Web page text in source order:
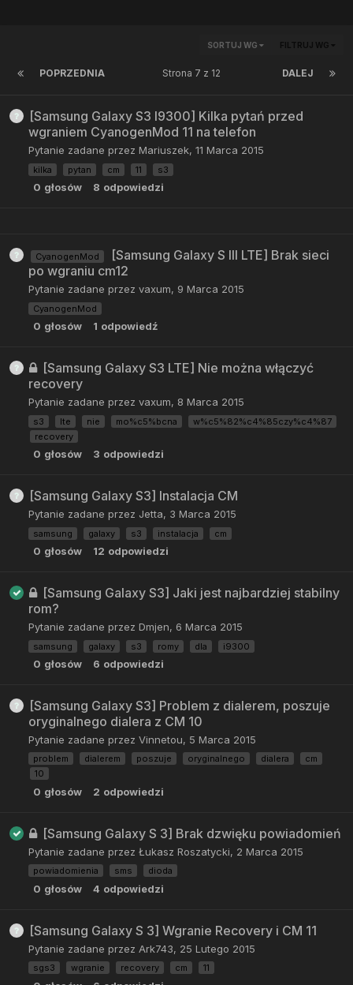
SORTUJ WG FILTRUJ WG
POPRZEDNIA DALEJ
Strona 7 z 12
[Samsung Galaxy S3 I9300] Kilka pytań przed
wgraniem CyanogenMod 11 na telefon
Pytanie zadane przez Mariuszek, 11 Marca 2015
kilka pytan cm 11 s3
0 głosów 8 odpowiedzi
CyanogenMod
[Samsung Galaxy S III LTE] Brak sieci
po wgraniu cm12
Pytanie zadane przez vaxum, 9 Marca 2015
CyanogenMod
0 głosów 1 odpowiedź
[Samsung Galaxy S3 LTE] Nie można włączyć
recovery
Pytanie zadane przez vaxum, 8 Marca 2015
s3 lte nie mo%c5%bcna
w%c5%82%c4%85czy%c4%87
recovery
0 głosów 3 odpowiedzi
[Samsung Galaxy S3] Instalacja CM
Pytanie zadane przez Jetta, 3 Marca 2015
samsung galaxy s3 instalacja cm
0 głosów 12 odpowiedzi
[Samsung Galaxy S3] Jaki jest najbardziej stabilny
rom?
Pytanie zadane przez Dmjen, 6 Marca 2015
samsung galaxy s3 romy dla i9300
0 głosów 6 odpowiedzi
[Samsung Galaxy S3] Problem z dialerem, poszuje
oryginalnego dialera z CM 10
Pytanie zadane przez Vinnetou, 5 Marca 2015
problem dialerem poszuje oryginalnego dialera
cm
10
0 głosów 2 odpowiedzi
[Samsung Galaxy S 3] Brak dzwięku powiadomień
Pytanie zadane przez Łukasz Roszatycki, 2 Marca 2015
powiadomienia sms dioda
0 głosów 4 odpowiedzi
[Samsung Galaxy S 3] Wgranie Recovery i CM 11
Pytanie zadane przez Ark743, 25 Lutego 2015
sgs3 wgranie recovery cm 11